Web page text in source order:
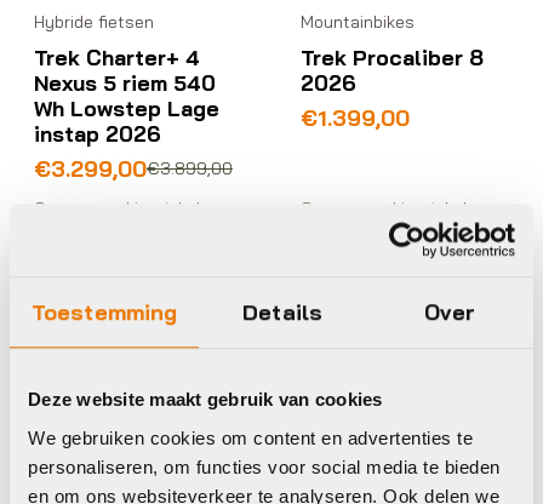
Toestemming Details Over
Deze website maakt gebruik van cookies
We gebruiken cookies om content en advertenties te
personaliseren, om functies voor social media te bieden
en om ons websiteverkeer te analyseren. Ook delen we
Hybride fietsen
Trek Charter+ 4
Nexus 5 riem 540
Wh Lowstep Lage
instap 2026
€3.899,00
Oorspronkelijke
€3.299,00
Huidige
Op voorraad in winkel
Mountainbikes
Trek Procaliber 8
2026
€1.399,00
Op voorraad in winkel